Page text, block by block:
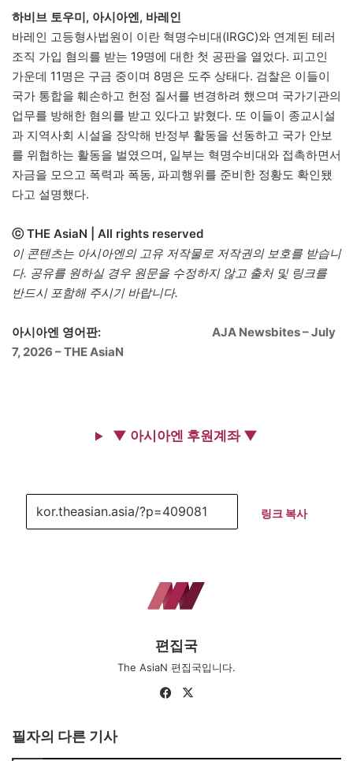
하비브 토우미, 아시아엔, 바레인
바레인 고등형사법원이 이란 혁명수비대(IRGC)와 연계된 테러
조직 가입 혐의를 받는 19명에 대한 첫 공판을 열었다. 피고인
가운데 11명은 구금 중이며 8명은 도주 상태다. 검찰은 이들이
국가 통합을 훼손하고 헌정 질서를 변경하려 했으며 국가기관의
업무를 방해한 혐의를 받고 있다고 밝혔다. 또 이들이 종교시설
과 지역사회 시설을 장악해 반정부 활동을 선동하고 국가 안보
를 위협하는 활동을 벌였으며, 일부는 혁명수비대와 접촉하면서
자금을 모으고 폭력과 폭동, 파괴행위를 준비한 정황도 확인됐
다고 설명했다.
ⓒ THE AsiaN | All rights reserved
이 콘텐츠는 아시아엔의 고유 저작물로 저작권의 보호를 받습니
다. 공유를 원하실 경우 원문을 수정하지 않고 출처 및 링크를
반드시 포함해 주시기 바랍니다.
아시아엔 영어판:
AJA Newsbites – July
7, 2026 – THE AsiaN
▼ 아시아엔 후원계좌 ▼
링크 복사
편집국
The AsiaN 편집국입니다.
Facebook
필자의 다른 기사